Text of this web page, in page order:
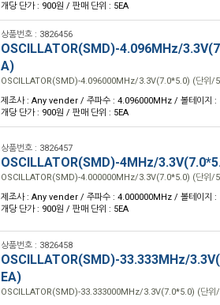
개당 단가 : 900원 / 판매 단위 : 5EA
상품번호 : 3826456
OSCILLATOR(SMD)-4.096MHz/
A)
OSCILLATOR(SMD)-4.096000MHz/3.3V(7.0*5.0) (단위/
제조사 : Any vender / 주파수 : 4.096000MHz / 볼테이지
개당 단가 : 900원 / 판매 단위 : 5EA
상품번호 : 3826457
OSCILLATOR(SMD)-4MHz/
OSCILLATOR(SMD)-4.000000MHz/3.3V(7.0*5.0) (단위/
제조사 : Any vender / 주파수 : 4.000000MHz / 볼테이지
개당 단가 : 900원 / 판매 단위 : 5EA
상품번호 : 3826458
OSCILLATOR(SMD)-33.333MHz/
EA)
OSCILLATOR(SMD)-33.333000MHz/3.3V(7.0*5.0) (단위